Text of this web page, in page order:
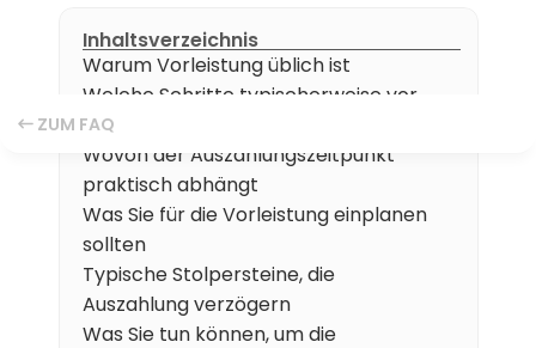
Über uns
Wissen
Inhaltsverzeichnis
Warum Vorleistung üblich ist
Welche Schritte typischerweise vor
der Auszahlung passieren
Wovon der Auszahlungszeitpunkt
praktisch abhängt
Was Sie für die Vorleistung einplanen
sollten
Typische Stolpersteine, die
Auszahlung verzögern
Was Sie tun können, um die
ZUM FAQ